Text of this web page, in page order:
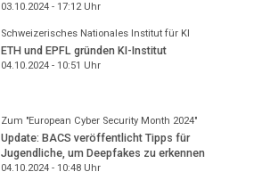
03.10.2024 - 17:12Uhr
Schweizerisches Nationales Institut für KI
ETH und EPFL gründen KI-Institut
04.10.2024 - 10:51 Uhr
Zum "European Cyber Security Month 2024"
Update: BACS veröffentlicht Tipps für
Jugendliche, um Deepfakes zu erkennen
04.10.2024 - 10:48Uhr